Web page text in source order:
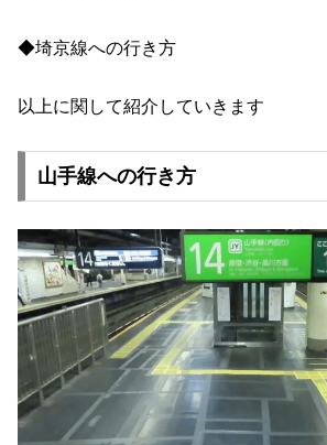
◆埼京線への行き方
以上に関して紹介していきます
山手線への行き方